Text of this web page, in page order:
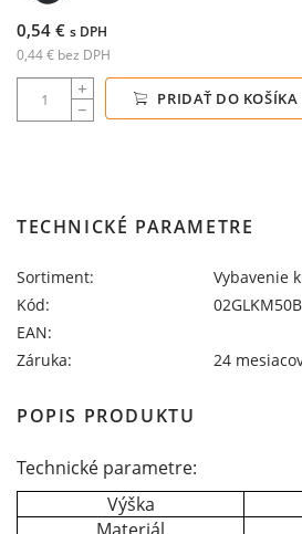
0,54 € s DPH
0,44 € bez DPH
PRIDAŤ DO KOŠÍKA
TECHNICKÉ PARAMETRE
Sortiment:
Vybavenie
Kód:
02GLKM50B
EAN:
Záruka:
24
POPIS PRODUKTU
Technické parametre:
Výška